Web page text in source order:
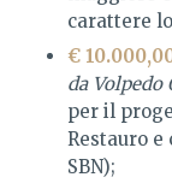
carattere
€
da Volpedo
per il
Restauro
SBN);